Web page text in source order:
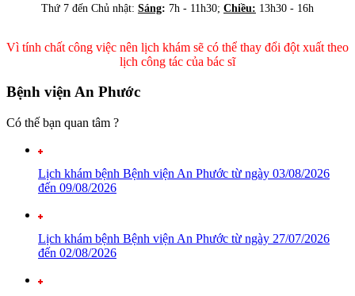
Thứ 7 đến Chủ nhật: Sáng: 7h - 11h30; Chiều: 13h30 - 16h
Vì tính chất công việc nên lịch khám sẽ có thể thay đổi đột xuất theo
lịch công tác của bác sĩ
Bệnh viện An Phước
Có thế bạn quan tâm ?
Lịch khám bệnh Bệnh viện An Phước từ ngày 03/08/2026
đến 09/08/2026
Lịch khám bệnh Bệnh viện An Phước từ ngày 27/07/2026
đến 02/08/2026